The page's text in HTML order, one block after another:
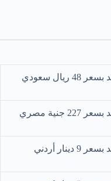
العلامة التجارية سودافيد بسعر 48 ريال سعودي
العلامة التجارية سودافيد بسعر 227 جنية مصري
العلامة التجارية سودافيد بسعر 9 دينار أردني